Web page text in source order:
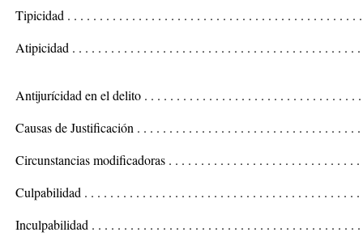
Tipicidad . . . . . . . . . . . . . . . . . . . . . . . . . . . . . . . . . . . . . . . . . . . .
Atipicidad . . . . . . . . . . . . . . . . . . . . . . . . . . . . . . . . . . . . . . . . . . . .
Antijurícidad en el delito . . . . . . . . . . . . . . . . . . . . . . . . . . . . . . . .
Causas de Justificación . . . . . . . . . . . . . . . . . . . . . . . . . . . . . . . . .
Circunstancias modificadoras . . . . . . . . . . . . . . . . . . . . . . . . . . . .
Culpabilidad . . . . . . . . . . . . . . . . . . . . . . . . . . . . . . . . . . . . . . . . .
Inculpabilidad . . . . . . . . . . . . . . . . . . . . . . . . . . . . . . . . . . . . . . . .